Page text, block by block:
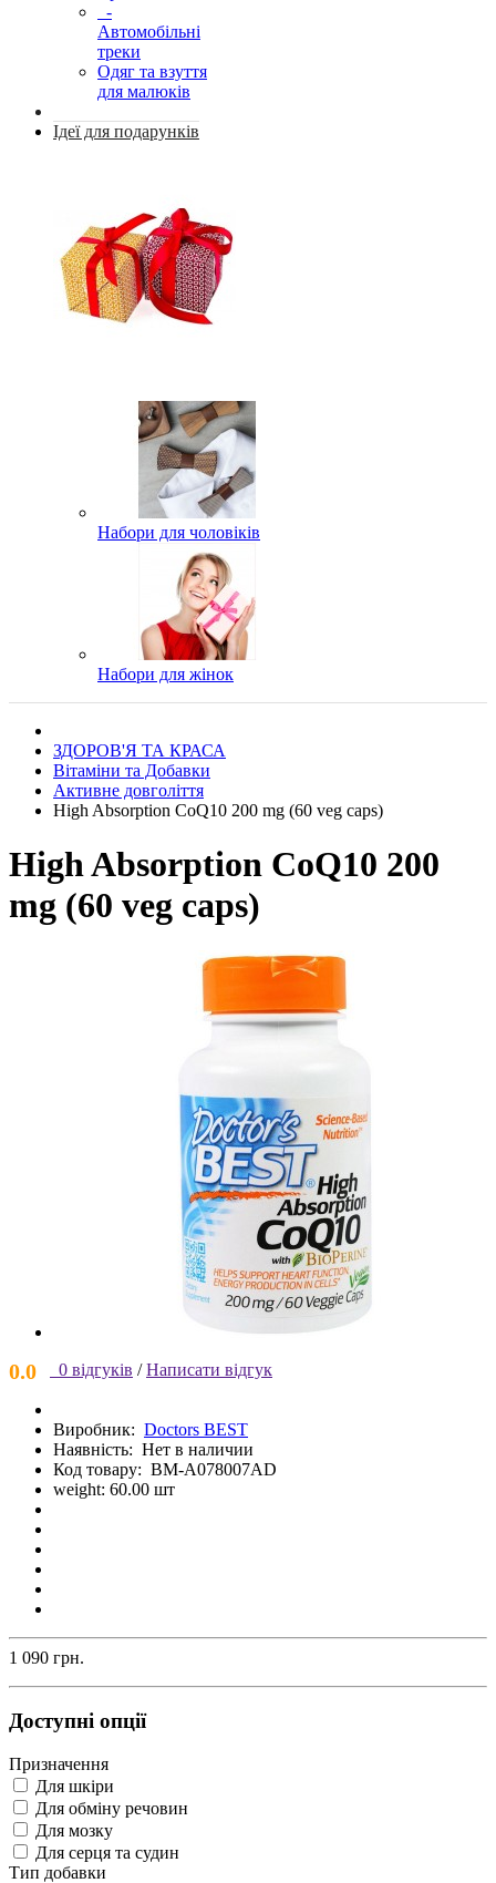
-
Автомобільні
треки
Одяг та взуття
для малюків
Ідеї для подарунків
Набори для чоловіків
Набори для жінок
ЗДОРОВ'Я ТА КРАСА
Вітаміни та Добавки
Активне довголіття
High Absorption CoQ10 200 mg (60 veg caps)
High Absorption CoQ10 200
mg (60 veg caps)
0.0 0 відгуків / Написати відгук
Виробник: Doctors BEST
Наявність: Нет в наличии
Код товару: BM-A078007AD
weight: 60.00 шт
1 090 грн.
Доступні опції
Призначення
Для шкіри
Для обміну речовин
Для мозку
Для серця та судин
Тип добавки